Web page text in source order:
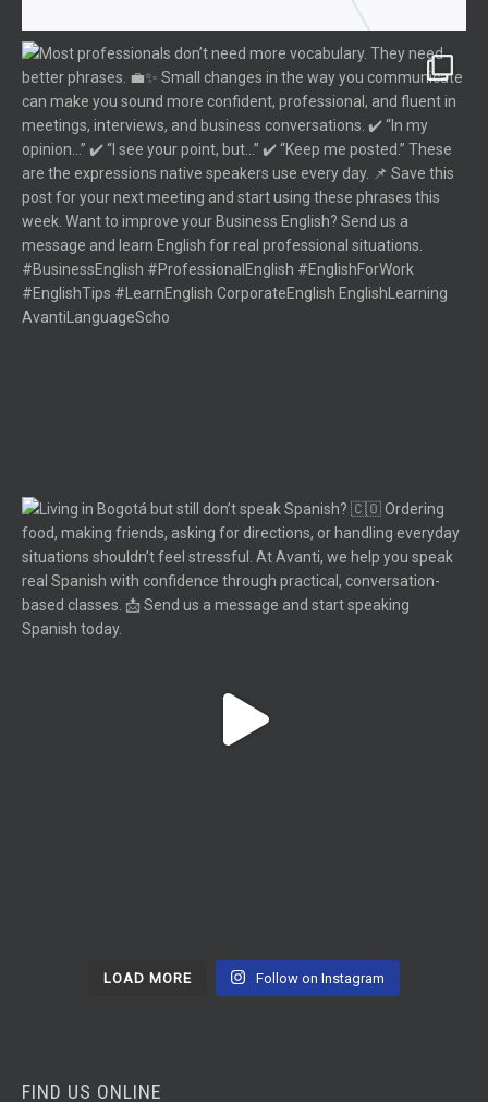
LOAD MORE Follow on Instagram
FIND US ONLINE